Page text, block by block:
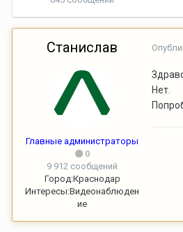
Станислав
Главные администраторы
0
9 912 сообщений
Город:Краснодар
Интересы:Видеонаблюден
ие
Нет.